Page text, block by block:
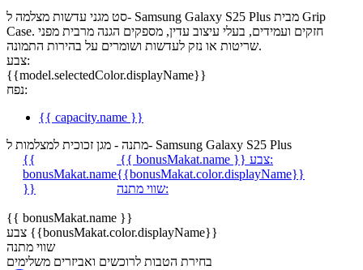
סט מגני עדשות מצלמה ל- Samsung Galaxy S25 Plus מבית Grip
Case. חזקים ועמידים, בעלי עיצוב עדין, מספקים הגנה מרבית מפני
שריטות או נזק לעדשות ושומרים על בהירות התמונה.
צבע:
{{model.selectedColor.displayName}}
נפח:
{{ capacity.name }}
מתנה - מגן זכוכית למצלמות ל- Samsung Galaxy S25 Plus
{{
bonusMakat.name
}}
{{ bonusMakat.name }}
צבע:
{{bonusMakat.color.displayName}}
שווי מתנה:
{{ bonusMakat.name }}
צבע {{bonusMakat.color.displayName}}
שווי מתנה
בחירת הטבות לרוכשים ואביזרים משלימים